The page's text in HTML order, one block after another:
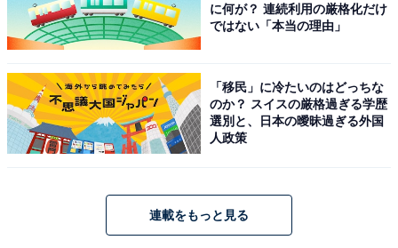
に何が？ 連続利用の厳格化だけ
ではない「本当の理由」
「移民」に冷たいのはどっちな
のか？ スイスの厳格過ぎる学歴
選別と、日本の曖昧過ぎる外国
人政策
連載をもっと見る